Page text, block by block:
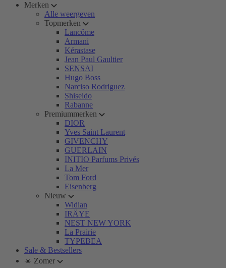
Merken
Alle weergeven
Topmerken
Lancôme
Armani
Kérastase
Jean Paul Gaultier
SENSAI
Hugo Boss
Narciso Rodriguez
Shiseido
Rabanne
Premiummerken
DIOR
Yves Saint Laurent
GIVENCHY
GUERLAIN
INITIO Parfums Privés
La Mer
Tom Ford
Eisenberg
Nieuw
Widian
IRÄYE
NEST NEW YORK
La Prairie
TYPEBEA
Sale & Bestsellers
☀️ Zomer